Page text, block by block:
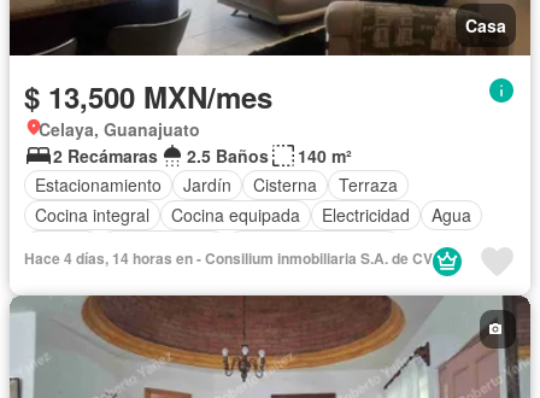
Casa
$ 13,500 MXN/mes
Celaya, Guanajuato
2 Recámaras
2.5 Baños
140 m²
Estacionamiento
Jardín Cisterna
Terraza
Cocina integral
Cocina equipada Electricidad
Agua
Hace 4 días, 14 horas en - Consilium inmobiliaria S.A. de CV